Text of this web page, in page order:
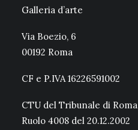
Galleria d’arte
Via Boezio, 6
00192 Roma
CF e P.IVA 16226591002
CTU del Tribunale di Roma
Ruolo 4008 del 20.12.2002